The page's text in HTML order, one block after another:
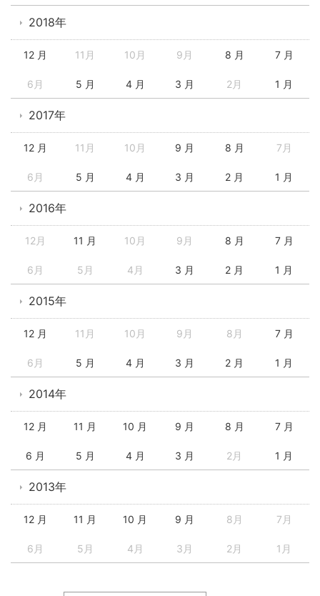
2018年
12 月 11月 10月 9月 8 月 7 月
6月 5 月 4 月 3 月 2月 1 月
2017年
12 月 11月 10月 9 月 8 月 7月
6月 5 月 4 月 3 月 2 月 1 月
2016年
12月 11 月 10月 9月 8 月 7 月
6月 5月 4月 3 月 2 月 1 月
2015年
12 月 11月 10月 9月 8月 7 月
6月 5 月 4 月 3 月 2 月 1 月
2014年
12 月 11 月 10 月 9 月 8 月 7 月
6 月 5 月 4 月 3 月 2月 1 月
2013年
12 月 11 月 10 月 9 月 8月 7月
6月 5月 4月 3月 2月 1月